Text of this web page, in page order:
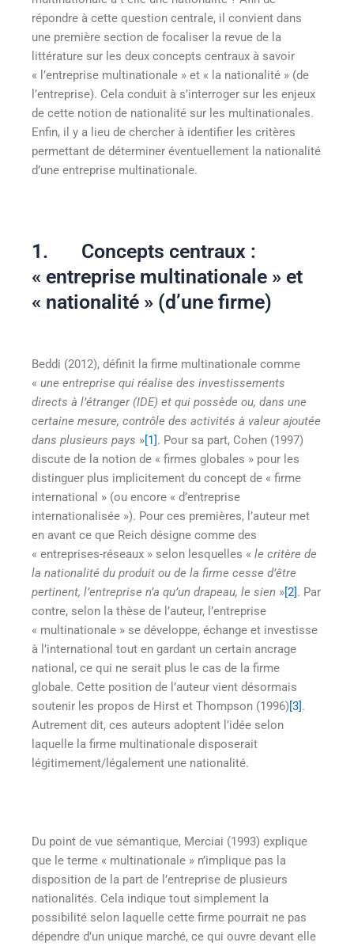
répondre à cette question centrale, il convient dans
une première section de focaliser la revue de la
littérature sur les deux concepts centraux à savoir
« l’entreprise multinationale » et « la nationalité » (de
l’entreprise). Cela conduit à s’interroger sur les enjeux
de cette notion de nationalité sur les multinationales.
Enfin, il y a lieu de chercher à identifier les critères
permettant de déterminer éventuellement la nationalité
d’une entreprise multinationale.
1. Concepts centraux :
« entreprise multinationale » et
« nationalité » (d’une firme)
Beddi (2012), définit la firme multinationale comme
« une entreprise qui réalise des investissements
directs à l’étranger (IDE) et qui possède ou, dans une
certaine mesure, contrôle des activités à valeur ajoutée
dans plusieurs pays »[1]. Pour sa part, Cohen (1997)
discute de la notion de « firmes globales » pour les
distinguer plus implicitement du concept de « firme
international » (ou encore « d’entreprise
internationalisée »). Pour ces premières, l’auteur met
en avant ce que Reich désigne comme des
« entreprises-réseaux » selon lesquelles « le critère de
la nationalité du produit ou de la firme cesse d’être
pertinent, l’entreprise n’a qu’un drapeau, le sien »[2]. Par
contre, selon la thèse de l’auteur, l’entreprise
« multinationale » se développe, échange et investisse
à l’international tout en gardant un certain ancrage
national, ce qui ne serait plus le cas de la firme
globale. Cette position de l’auteur vient désormais
soutenir les propos de Hirst et Thompson (1996)[3].
Autrement dit, ces auteurs adoptent l’idée selon
laquelle la firme multinationale disposerait
légitimement/légalement une nationalité.
Du point de vue sémantique, Merciai (1993) explique
que le terme « multinationale » n’implique pas la
disposition de la part de l’entreprise de plusieurs
nationalités. Cela indique tout simplement la
possibilité selon laquelle cette firme pourrait ne pas
dépendre d’un unique marché, ce qui ouvre devant elle